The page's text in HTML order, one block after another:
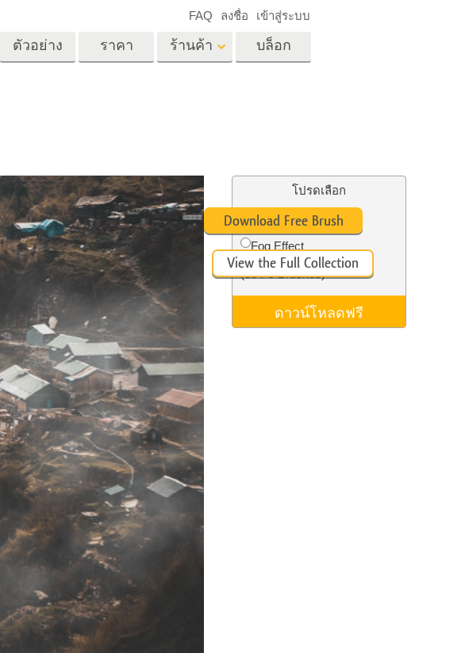
อสังหาริมทรัพย์
การจัดการรูปภาพ ถ่ายรูปเป็นบริการ
ข้อมูลการฝึกอบรม AI Video Editing Services
ตัวอย่าง ราคา ร้านค้า
การ์ดวันวาเลนไทน์
คำเชิญงานแต่งงาน
คำเชิญวันเกิดของเด็ก
บล็อก
FAQ ลงชื่อ เข้าสู่ระบบ
โปรดเลือก
Free Ps Brush #4
Fog Effect
(30 Ps Brushes)
ดาวน์โหลดฟรี
Download Free Brush
View the Full Collection